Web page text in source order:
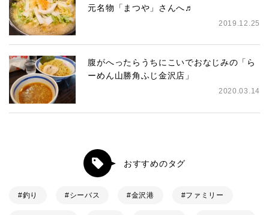
元名物「まつや」さんへ♬
2019.12.25
腹がへったらうちにこいでおなじみの「ら
ーめん山勝角ふじ金沢店」
2020.03.14
おすすめのタグ
釣り シーバス 金沢港 ファミリー